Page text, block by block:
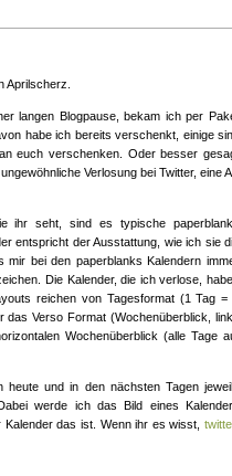
Aprilscherz.
langen Blogpause, bekam ich per
habe ich bereits verschenkt, einige
euch verschenken. Oder besser
Verlosung bei Twitter, eine
ihr seht, sind es typische
entspricht der Ausstattung, wie ich sie
mir bei den paperblanks Kalendern
Die Kalender, die ich verlose,
reichen von Tagesformat (1 Tag =
das Verso Format (Wochenüberblick,
Wochenüberblick (alle Tage
heute und in den nächsten Tagen
werde ich das Bild eines
das ist. Wenn ihr es wisst,